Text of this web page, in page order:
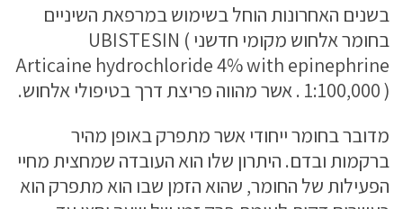
בשנים האחרונות הוחל בשימוש במרפאת השיניים
בחומר אלחוש מקומי חדשני UBISTESIN (
Articaine hydrochloride 4% with epinephrine
1:100,000 ) . אשר מהווה פריצת דרך בטיפולי אלחוש.
מדובר בחומר ייחודי אשר מתפרק באופן מהיר
ברקמות ובדם. היתרון שלו הוא העובדה שמחצית מחיי
הפעילות של החומר, שהוא הזמן שבו הוא מתפרק הוא